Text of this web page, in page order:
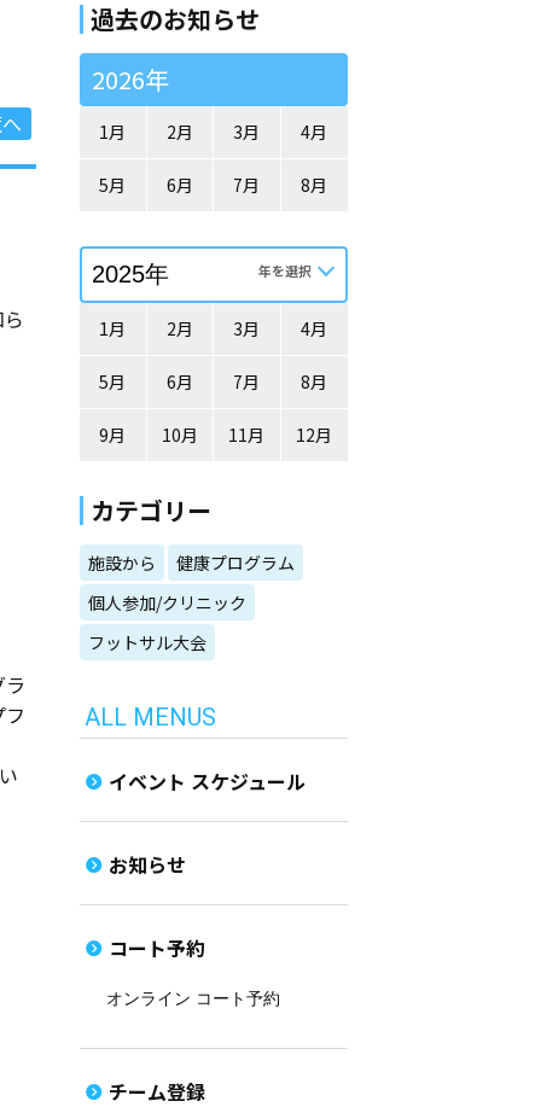
過去のお知らせ
2026年
1月 2月 3月 4月
5月 6月 7月 8月
1月 2月 3月 4月
5月 6月 7月 8月
9月 10月 11月 12月
カテゴリー
施設から
健康プログラム
個人参加/クリニック
フットサル大会
ALL MENUS
イベント スケジュール
お知らせ
コート予約
オンライン コート予約
チーム登録